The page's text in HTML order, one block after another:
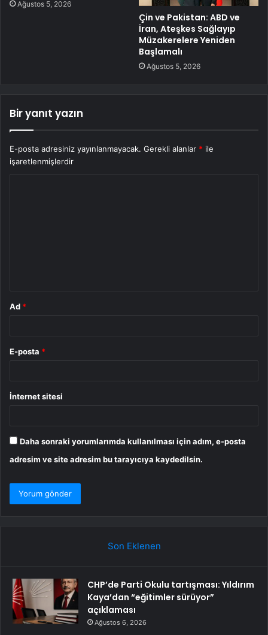
Ağustos 5, 2026
Çin ve Pakistan: ABD ve
İran, Ateşkes Sağlayıp
Müzakerelere Yeniden
Başlamalı
Ağustos 5, 2026
Bir yanıt yazın
E-posta adresiniz yayınlanmayacak. Gerekli alanlar * ile
işaretlenmişlerdir
Ad *
E-posta *
İnternet sitesi
Daha sonraki yorumlarımda kullanılması için adım, e-posta
adresim ve site adresim bu tarayıcıya kaydedilsin.
Son Eklenen
CHP’de Parti Okulu tartışması: Yıldırım
Kaya’dan “eğitimler sürüyor”
açıklaması
Ağustos 6, 2026